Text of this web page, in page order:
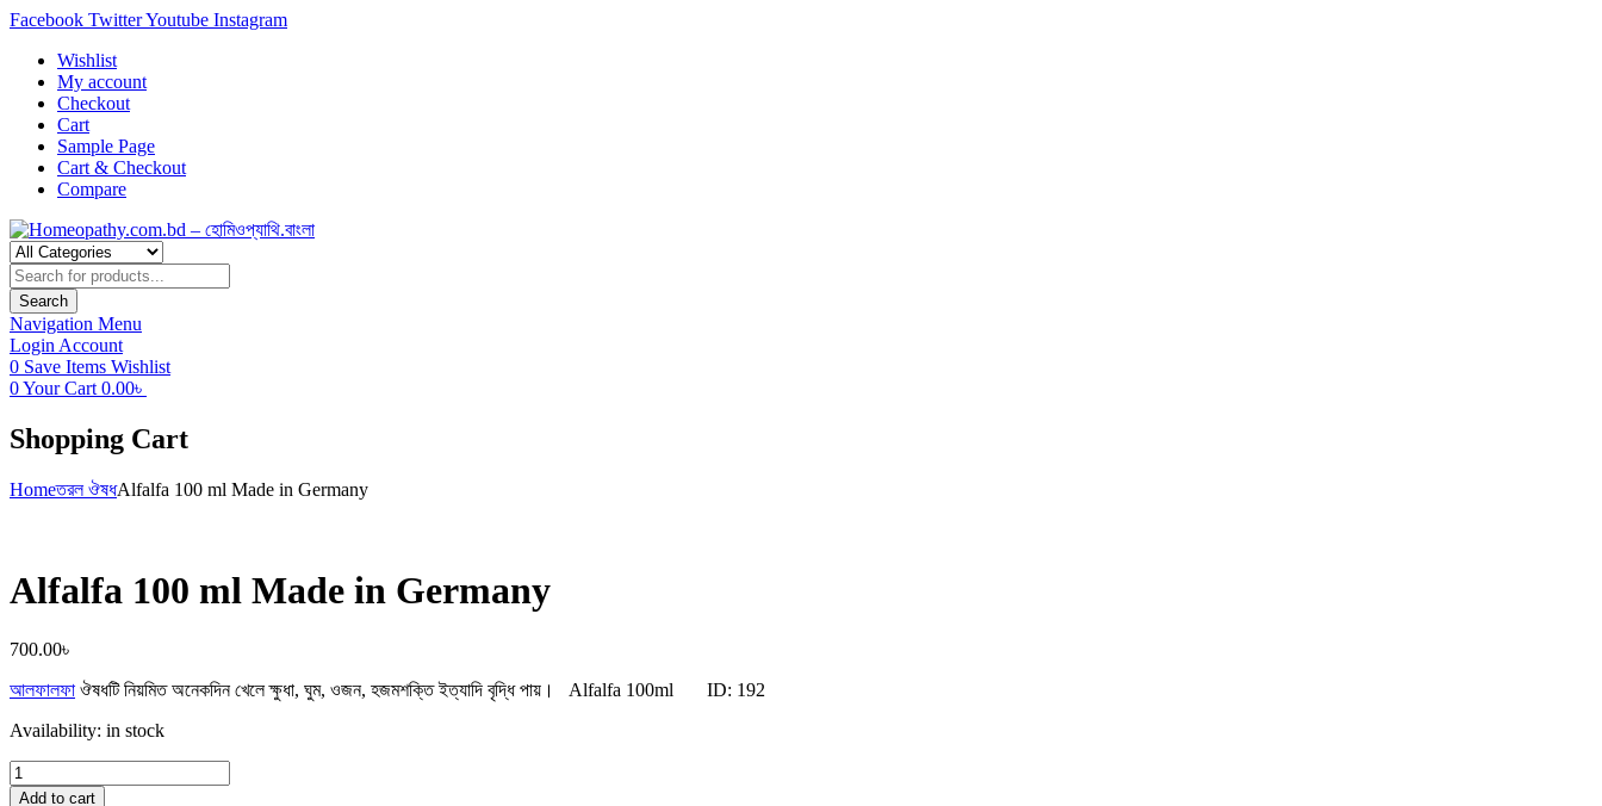
Facebook TwitterYoutube Instagram
Wishlist
My account
Checkout
Cart
Sample Page
Cart & Checkout
Compare
Products
search
Search
Navigation Menu
Login Account
0 Save Items Wishlist
0Your Cart 0.00৳
Shopping Cart
Homeতরল ঔষধAlfalfa 100 ml Made in Germany
Alfalfa 100 ml Made in Germany
700.00৳
আলফালফা ঔষধটি নিয়মিত অনেকদিন খেলে ক্ষুধা, ঘুম, ওজন, হজমশক্তি ইত্যাদি বৃদ্ধি পায়। Alfalfa 100ml ID: 192
Availability: in stock
Alfalfa
100
Add to cart